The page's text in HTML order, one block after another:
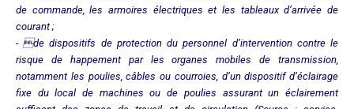
de commande, les armoires électriques et les tableaux d’arrivée de
courant ;
- de dispositifs de protection du personnel d’intervention contre le
risque de happement par les organes mobiles de transmission,
notamment les poulies, câbles ou courroies, d’un dispositif d’éclairage
fixe du local de machines ou de poulies assurant un éclairement